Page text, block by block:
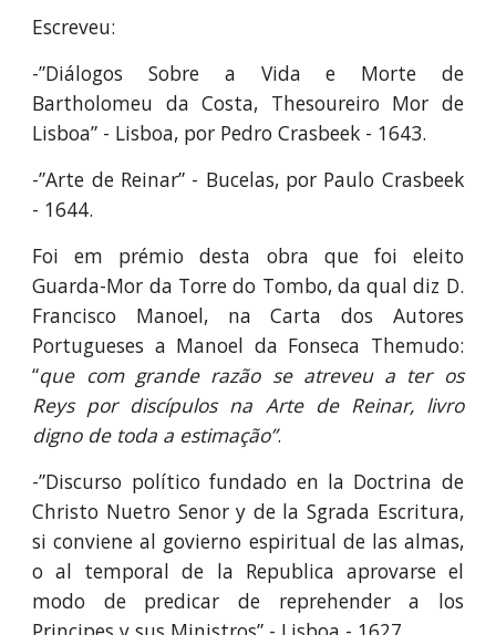
Escreveu:
-”Diálogos Sobre a Vida e Morte de
Bartholomeu da Costa, Thesoureiro Mor de
Lisboa” - Lisboa, por Pedro Crasbeek - 1643.
-”Arte de Reinar” - Bucelas, por Paulo Crasbeek
- 1644.
Foi em prémio desta obra que foi eleito
Guarda-Mor da Torre do Tombo, da qual diz D.
Francisco Manoel, na Carta dos Autores
Portugueses a Manoel da Fonseca Themudo:
“que com grande razão se atreveu a ter os
Reys por discípulos na Arte de Reinar, livro
digno de toda a estimação”.
-”Discurso político fundado en la Doctrina de
Christo Nuetro Senor y de la Sgrada Escritura,
si conviene al govierno espiritual de las almas,
o al temporal de la Republica aprovarse el
modo de predicar de reprehender a los